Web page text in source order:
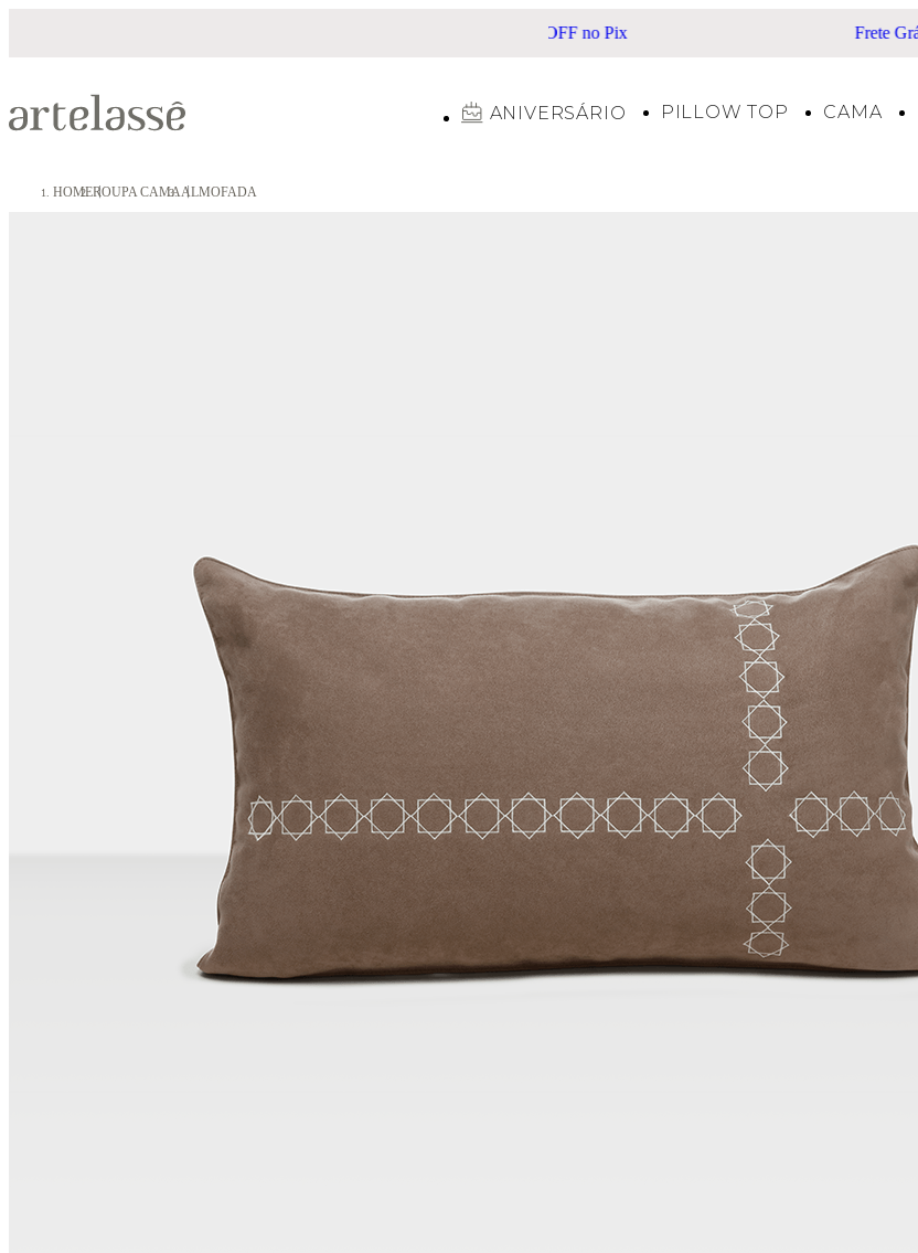
ANIVERSÁRIO PILLOW TOP CAMA
HOMEROUPA CAMAALMOFADA